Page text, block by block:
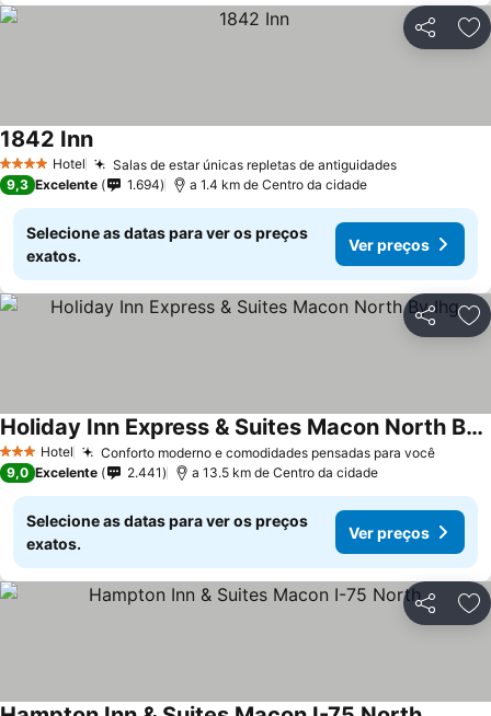
Partilhar
4 EstrelasHotel Salas de estar únicas repletas de antiguidades
1842 Inn
9,3 Excelente 1.694 a 1.4 km de Centro da cidade
Selecione as datas para ver os preços
exatos.
Ver preços
Partilhar
3 EstrelasHotel Conforto moderno e comodidades pensadas para você
Holiday Inn Express & Suites Macon North By Ihg
9,0 Excelente 2.441 a 13.5 km de Centro da cidade
Selecione as datas para ver os preços
exatos.
Ver preços
Partilhar